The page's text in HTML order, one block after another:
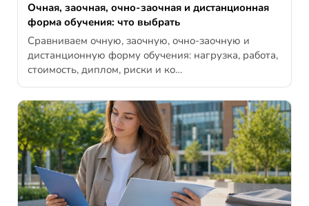
Очная, заочная, очно-заочная и дистанционная
форма обучения: что выбрать
Сравниваем очную, заочную, очно-заочную и
дистанционную форму обучения: нагрузка, работа,
стоимость, диплом, риски и ко…